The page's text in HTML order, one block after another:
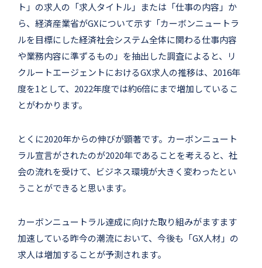
ト」の求人の「求人タイトル」または「仕事の内容」か
ら、経済産業省がGXについて示す「カーボンニュートラ
ルを目標にした経済社会システム全体に関わる仕事内容
や業務内容に準ずるもの」を抽出した調査によると、リ
クルートエージェントにおけるGX求人の推移は、2016年
度を1として、2022年度では約6倍にまで増加しているこ
とがわかります。
とくに2020年からの伸びが顕著です。カーボンニュート
ラル宣言がされたのが2020年であることを考えると、社
会の流れを受けて、ビジネス環境が大きく変わったとい
うことができると思います。
カーボンニュートラル達成に向けた取り組みがますます
加速している昨今の潮流において、今後も「GX人材」の
求人は増加することが予測されます。